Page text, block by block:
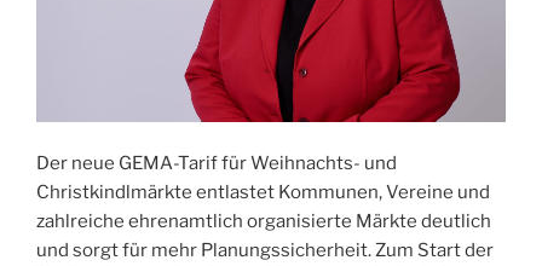
Der neue GEMA-Tarif für Weihnachts- und
Christkindlmärkte entlastet Kommunen, Vereine und
zahlreiche ehrenamtlich organisierte Märkte deutlich
und sorgt für mehr Planungssicherheit. Zum Start der